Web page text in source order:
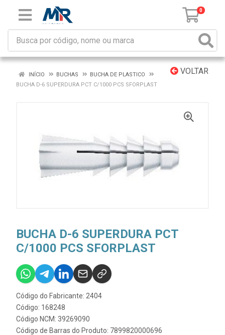
0
VOLTAR
INÍCIO BUCHAS
BUCHA DE PLASTICO
BUCHA D-6 SUPERDURA PCT C/1000 PCS SFORPLAST
BUCHA D-6 SUPERDURA PCT
C/1000 PCS SFORPLAST
Código do Fabricante: 2404
Código: 168248
Código NCM: 39269090
Código de Barras do Produto: 7899820000696